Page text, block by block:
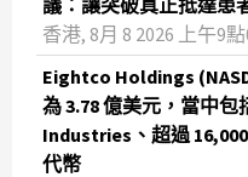
香港, 8月 8 2026 上午9
Eightco Holdings
為 3.78 億美元，當中包
Industries、超過
代幣